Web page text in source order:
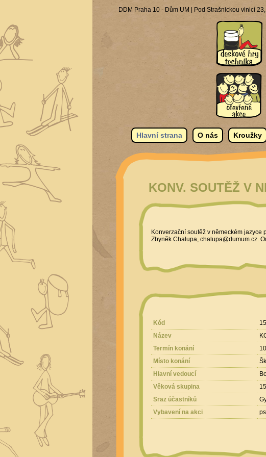
DDM Praha 10 - Dům UM | Pod Strašnickou vinicí
Hlavní strana O nás Kroužky
KONV. SOUTĚŽ V
Konverzační soutěž v německém jazyce
Zbyněk Chalupa, chalupa@dumum.cz.
Kód
Název
Termín konání
Místo konání
Hlavní vedoucí
Věková skupina
Sraz účastníků
Vybavení na akci